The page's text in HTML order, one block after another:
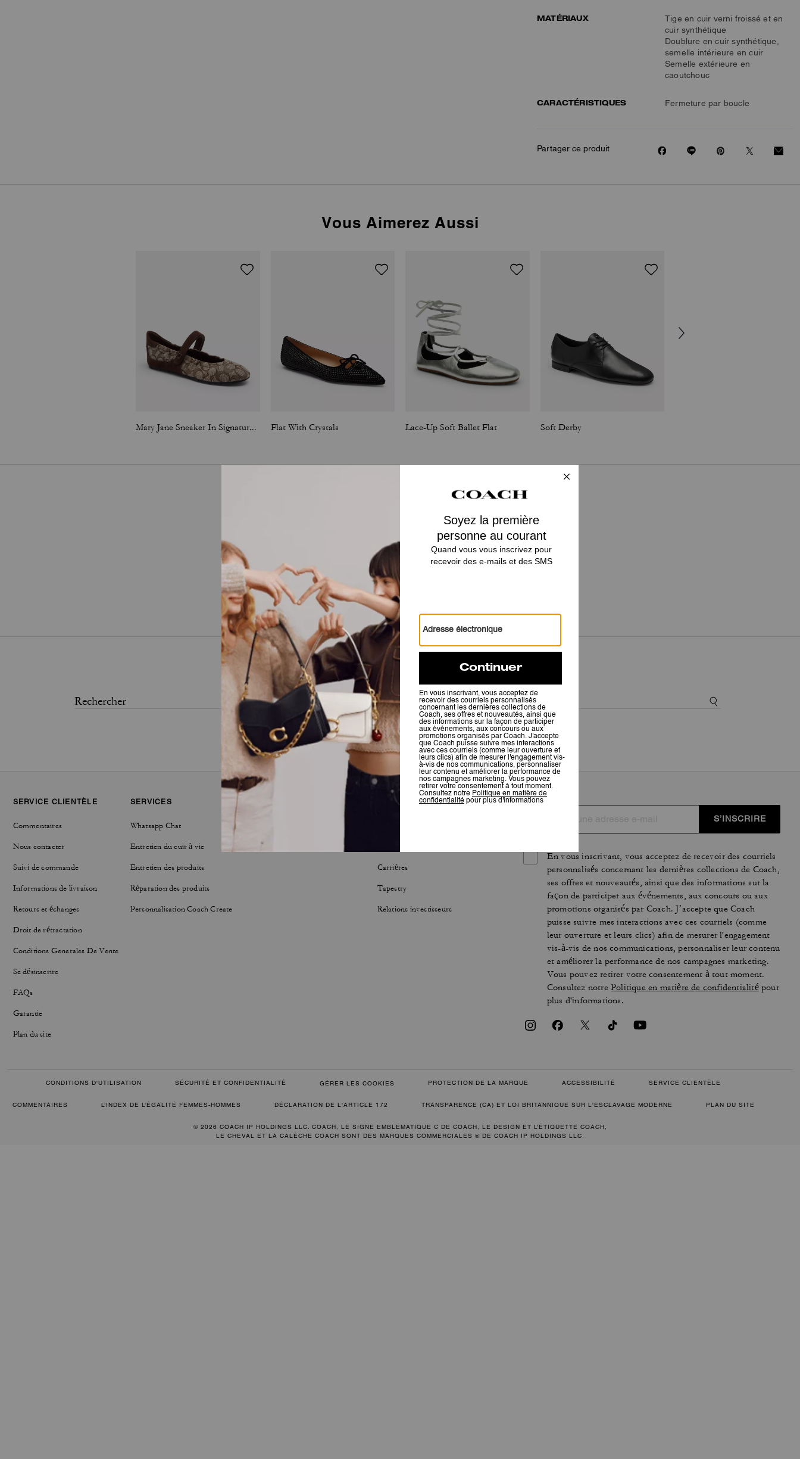
MATÉRIAUX
Tige en cuir verni froissé et en
cuir synthétique
Doublure en cuir synthétique,
semelle intérieure en cuir
Semelle extérieure en
caoutchouc
CARACTÉRISTIQUES Fermeture par boucle
Partager ce produit
Vous Aimerez Aussi
Mary Jane Sneaker In Signature Jacquard Flat With Crystals Lace-Up Soft Ballet Flat Soft Derby
Il n’y a pas encore d’avis.
Pour plus d’informations sur la manière dont nous vérifions nos avis, cliquez
SERVICE CLIENTÈLE
Commentaires
Nous contacter
Suivi de commande
Informations de livraison
Retours et échanges
Droit de rétractation
Conditions Generales De Vente
Se désinscrire
FAQs
Garantie
Plan du site
SERVICES
Whatsapp Chat
Entretien du cuir à vie
Entretien des produits
Réparation des produits
Personnalisation Coach Create
À PROPOS
Carrières
Tapestry
Relations investisseurs
S’INSCRIRE
En vous inscrivant, vous acceptez de recevoir des courriels
personnalisés concernant les dernières collections de Coach,
ses offres et nouveautés, ainsi que des informations sur la
façon de participer aux événements, aux concours ou aux
promotions organisés par Coach. J’accepte que Coach
puisse suivre mes interactions avec ces courriels (comme
leur ouverture et leurs clics) afin de mesurer l'engagement
vis-à-vis de nos communications, personnaliser leur contenu
et améliorer la performance de nos campagnes marketing.
Vous pouvez retirer votre consentement à tout moment.
Consultez notrePolitique en matière de confidentialitépour
plus d'informations.
CONDITIONS D'UTILISATION SÉCURITÉ ET CONFIDENTIALITÉ GÉRER LES COOKIES PROTECTION DE LA MARQUE ACCESSIBILITÉ SERVICE CLIENTÈLE
COMMENTAIRES L’INDEX DE L’ÉGALITÉ FEMMES-HOMMES DÉCLARATION DE L'ARTICLE 172 TRANSPARENCE (CA) ET LOI BRITANNIQUE SUR L'ESCLAVAGE MODERNE PLAN DU SITE
© 2026 COACH IP HOLDINGS LLC. COACH, LE SIGNE EMBLÉMATIQUE C DE COACH, LE DESIGN ET L’ÉTIQUETTE COACH,
LE CHEVAL ET LA CALÈCHE COACH SONT DES MARQUES COMMERCIALES ® DE COACH IP HOLDINGS LLC.